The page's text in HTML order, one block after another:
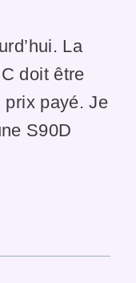
La
doit être
prix payé. Je
S90D